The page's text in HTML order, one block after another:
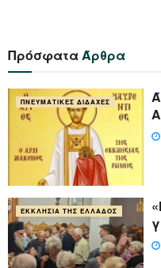
ΠρόσφαταΆρθρα
ΠΝΕΥΜΑΤΙΚΈΣ ΔΙΔΑΧΈΣ
ΕΚΚΛΗΣΊΑ ΤΗΣ ΕΛΛΆΔΟΣ